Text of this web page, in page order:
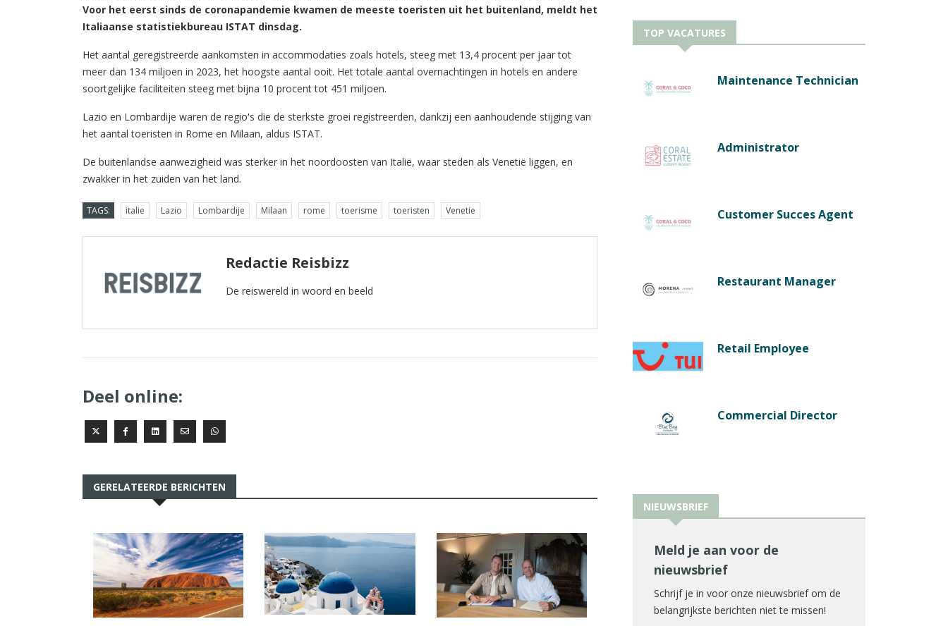
Voor het eerst sinds de coronapandemie kwamen de meeste toeristen uit het buitenland, meldt het
Italiaanse statistiekbureau ISTAT dinsdag.
Het aantal geregistreerde aankomsten in accommodaties zoals hotels, steeg met 13,4 procent per jaar tot
meer dan 134 miljoen in 2023, het hoogste aantal ooit. Het totale aantal overnachtingen in hotels en andere
soortgelijke faciliteiten steeg met bijna 10 procent tot 451 miljoen.
Lazio en Lombardije waren de regio's die de sterkste groei registreerden, dankzij een aanhoudende stijging van
het aantal toeristen in Rome en Milaan, aldus ISTAT.
De buitenlandse aanwezigheid was sterker in het noordoosten van Italië, waar steden als Venetië liggen, en
zwakker in het zuiden van het land.
TAGS: italie Lazio Lombardije Milaan rome toerisme toeristen Venetie
Redactie Reisbizz
De reiswereld in woord en beeld
Deel online:
GERELATEERDE BERICHTEN
TOP VACATURES
Maintenance Technician
Administrator
Customer Succes Agent
Restaurant Manager
Retail Employee
Commercial Director
NIEUWSBRIEF
Meld je aan voor de
nieuwsbrief
Schrijf je in voor onze nieuwsbrief om de
belangrijkste berichten niet te missen!